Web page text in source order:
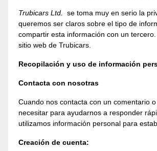
Trubicars Ltd.
se toma muy en serio la
queremos ser claros sobre el tipo de
compartir esta información con un
sitio web de Trubicars.
Recopilación y uso de información
Contacta con nosotras
Cuando nos contacta con un comentario
necesitar para ayudarnos a responder
utilizamos información personal para
Creación de cuenta: